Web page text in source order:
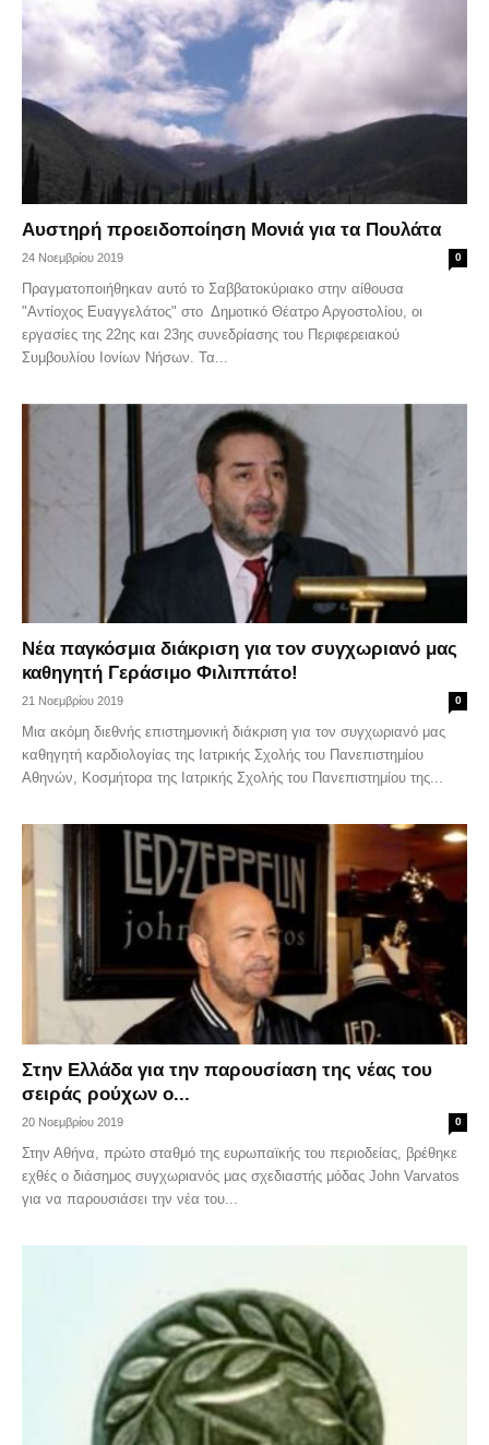
Αυστηρή προειδοποίηση Μονιά για τα Πουλάτα
24 Νοεμβρίου 2019 0
Πραγματοποιήθηκαν αυτό το Σαββατοκύριακο στην αίθουσα
"Αντίοχος Ευαγγελάτος" στο Δημοτικό Θέατρο Αργοστολίου, οι
εργασίες της 22ης και 23ης συνεδρίασης του Περιφερειακού
Συμβουλίου Ιονίων Νήσων. Τα...
Νέα παγκόσμια διάκριση για τον συγχωριανό μας
καθηγητή Γεράσιμο Φιλιππάτο!
21 Νοεμβρίου 2019 0
Μια ακόμη διεθνής επιστημονική διάκριση για τον συγχωριανό μας
καθηγητή καρδιολογίας της Ιατρικής Σχολής του Πανεπιστημίου
Αθηνών, Κοσμήτορα της Ιατρικής Σχολής του Πανεπιστημίου της...
Στην Ελλάδα για την παρουσίαση της νέας του
σειράς ρούχων ο...
20 Νοεμβρίου 2019 0
Στην Αθήνα, πρώτο σταθμό της ευρωπαϊκής του περιοδείας, βρέθηκε
εχθές ο διάσημος συγχωριανός μας σχεδιαστής μόδας John Varvatos
για να παρουσιάσει την νέα του...